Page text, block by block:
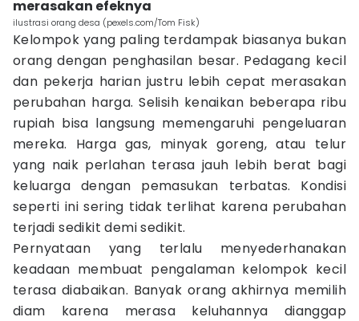
merasakan efeknya
ilustrasi orang desa (pexels.com/Tom Fisk)
Kelompok yang paling terdampak biasanya bukan
orang dengan penghasilan besar. Pedagang kecil
dan pekerja harian justru lebih cepat merasakan
perubahan harga. Selisih kenaikan beberapa ribu
rupiah bisa langsung memengaruhi pengeluaran
mereka. Harga gas, minyak goreng, atau telur
yang naik perlahan terasa jauh lebih berat bagi
keluarga dengan pemasukan terbatas. Kondisi
seperti ini sering tidak terlihat karena perubahan
terjadi sedikit demi sedikit.
Pernyataan yang terlalu menyederhanakan
keadaan membuat pengalaman kelompok kecil
terasa diabaikan. Banyak orang akhirnya memilih
diam karena merasa keluhannya dianggap